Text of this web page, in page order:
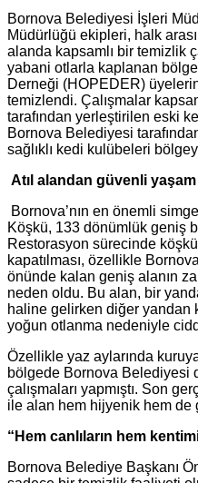
Bornova Belediyesi İşleri
Müdürlüğü ekipleri, halk
alanda kapsamlı bir temizlik
yabani otlarla kaplanan
Derneği (HOPEDER)
temizlendi. Çalışmalar
tarafından yerleştirilen eski
Bornova Belediyesi
sağlıklı kedi kulübeleri
Atıl alandan güvenli
Bornova’nın en önemli
Köşkü, 133 dönümlük geniş
Restorasyon sürecinde
kapatılması, özellikle
önünde kalan geniş alanın
neden oldu. Bu alan, bir
haline gelirken diğer yandan
yoğun otlanma nedeniyle
Özellikle yaz aylarında
bölgede Bornova Belediyesi
çalışmaları yapmıştı. Son
ile alan hem hijyenik hem de
“Hem canlıların hem
Bornova Belediye Başkanı